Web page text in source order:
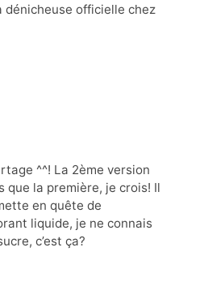
dénicheuse officielle chez
^^! La 2ème version
que la première, je crois! Il
en quête de
liquide, je ne connais
c’est ça?